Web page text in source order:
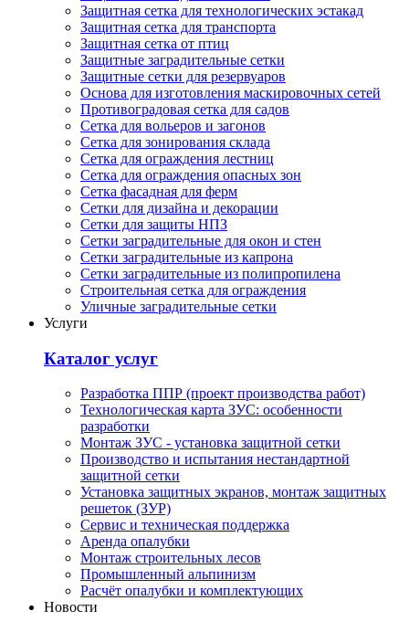
Защитная сетка для технологических эстакад
Защитная сетка для транспорта
Защитная сетка от птиц
Защитные заградительные сетки
Защитные сетки для резервуаров
Основа для изготовления маскировочных сетей
Противоградовая сетка для садов
Сетка для вольеров и загонов
Сетка для зонирования склада
Сетка для ограждения лестниц
Сетка для ограждения опасных зон
Сетка фасадная для ферм
Сетки для дизайна и декорации
Сетки для защиты НПЗ
Сетки заградительные для окон и стен
Сетки заградительные из капрона
Сетки заградительные из полипропилена
Строительная сетка для ограждения
Уличные заградительные сетки
Услуги
Каталог услуг
Разработка ППР (проект производства работ)
Технологическая карта ЗУС: особенности
разработки
Монтаж ЗУС - установка защитной сетки
Производство и испытания нестандартной
защитной сетки
Установка защитных экранов, монтаж защитных
решеток (ЗУР)
Сервис и техническая поддержка
Аренда опалубки
Монтаж строительных лесов
Промышленный альпинизм
Расчёт опалубки и комплектующих
Новости